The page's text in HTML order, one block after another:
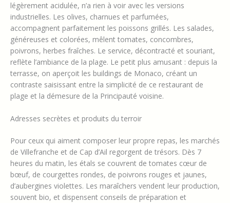
légèrement acidulée, n’a rien à voir avec les versions
industrielles. Les olives, charnues et parfumées,
accompagnent parfaitement les poissons grillés. Les salades,
généreuses et colorées, mêlent tomates, concombres,
poivrons, herbes fraîches. Le service, décontracté et souriant,
reflète l’ambiance de la plage. Le petit plus amusant : depuis la
terrasse, on aperçoit les buildings de Monaco, créant un
contraste saisissant entre la simplicité de ce restaurant de
plage et la démesure de la Principauté voisine.
Adresses secrètes et produits du terroir
Pour ceux qui aiment composer leur propre repas, les marchés
de Villefranche et de Cap d’Ail regorgent de trésors. Dès 7
heures du matin, les étals se couvrent de tomates cœur de
bœuf, de courgettes rondes, de poivrons rouges et jaunes,
d’aubergines violettes. Les maraîchers vendent leur production,
souvent bio, et dispensent conseils de préparation et